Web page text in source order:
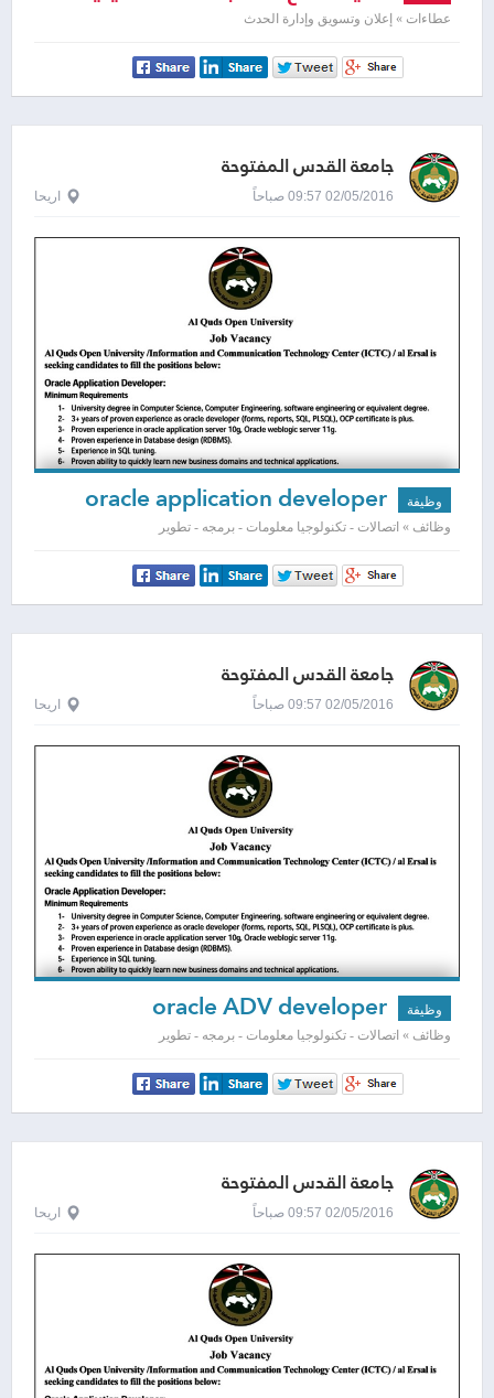
عطاءات » إعلان وتسويق وإدارة الحدث
جامعة القدس المفتوحة
02/05/2016 09:57 صباحاً اريحا
وظيفة
وظائف » اتصالات - تكنولوجيا معلومات - برمجه - تطوير
جامعة القدس المفتوحة
02/05/2016 09:57 صباحاً اريحا
وظيفة
وظائف » اتصالات - تكنولوجيا معلومات - برمجه - تطوير
جامعة القدس المفتوحة
02/05/2016 09:57 صباحاً اريحا